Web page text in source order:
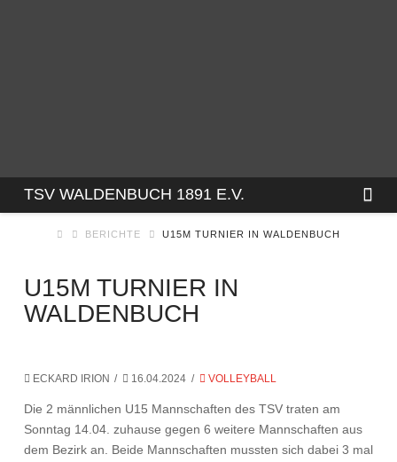
TSV
1891
E.V.
TSV WALDENBUCH 1891 E.V.
BERICHTE U15M TURNIER IN WALDENBUCH
U15M TURNIER IN
WALDENBUCH
ECKARD IRION 16.04.2024 VOLLEYBALL
Die 2 männlichen U15 Mannschaften des TSV traten am
Sonntag 14.04. zuhause gegen 6 weitere Mannschaften aus
dem Bezirk an. Beide Mannschaften mussten sich dabei 3 mal